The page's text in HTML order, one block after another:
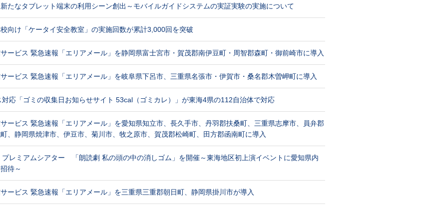
たなタブレット端末の利用シーン創出～モバイルガイドシステムの実証実験の実施について
向け「ケータイ安全教室」の実施回数が累計3,000回を突破
ービス 緊急速報「エリアメール」を静岡県富士宮市・賀茂郡南伊豆町・周智郡森町・御前崎市に導入
ービス 緊急速報「エリアメール」を岐阜県下呂市、三重県名張市・伊賀市・桑名郡木曽岬町に導入
応「ゴミの収集日お知らせサイト 53cal（ゴミカレ）」が東海4県の112自治体で対応
ービス 緊急速報「エリアメール」を愛知県知立市、長久手市、丹羽郡扶桑町、三重県志摩市、員弁郡
、静岡県焼津市、伊豆市、菊川市、牧之原市、賀茂郡松崎町、田方郡函南町に導入
レミアムシアター 「朗読劇 私の頭の中の消しゴム」を開催～東海地区初上演イベントに愛知県内
待～
ービス 緊急速報「エリアメール」を三重県三重郡朝日町、静岡県掛川市が導入